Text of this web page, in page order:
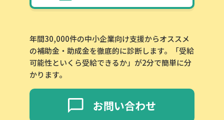
年間30,000件の中小企業向け支援からオススメ
の補助金・助成金を徹底的に診断します。「受給
可能性といくら受給できるか」が2分で簡単に分
かります。
お問い合わせ